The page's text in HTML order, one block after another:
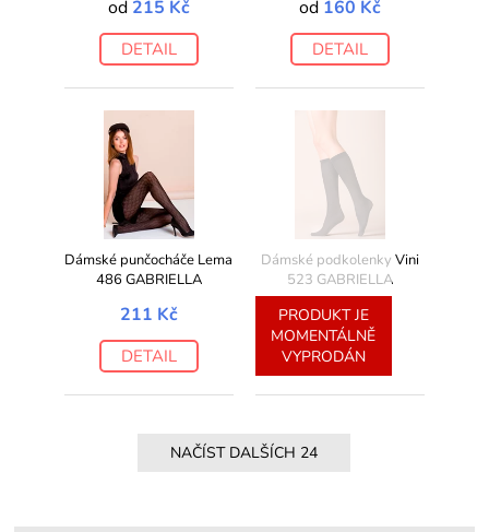
od 215 Kč
DETAIL
od 160 Kč
DETAIL
Dámské punčocháče Lema
486 GABRIELLA
211 Kč
DETAIL
PRODUKT JE
MOMENTÁLNĚ
VYPRODÁN
Dámské podkolenky Vini
523 GABRIELLA
99 Kč
DETAIL